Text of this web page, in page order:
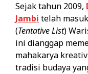
Sejak tahun 2009,
Jambi telah
(Tentative List)
ini dianggap
mahakarya
tradisi budaya